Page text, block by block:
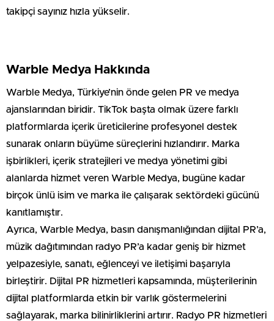
takipçi sayınız hızla yükselir.
Warble Medya Hakkında
Warble Medya, Türkiye’nin önde gelen PR ve medya
ajanslarından biridir. TikTok başta olmak üzere farklı
platformlarda içerik üreticilerine profesyonel destek
sunarak onların büyüme süreçlerini hızlandırır. Marka
işbirlikleri, içerik stratejileri ve medya yönetimi gibi
alanlarda hizmet veren Warble Medya, bugüne kadar
birçok ünlü isim ve marka ile çalışarak sektördeki gücünü
kanıtlamıştır.​
Ayrıca, Warble Medya, basın danışmanlığından dijital PR’a,
müzik dağıtımından radyo PR’a kadar geniş bir hizmet
yelpazesiyle, sanatı, eğlenceyi ve iletişimi başarıyla
birleştirir. Dijital PR hizmetleri kapsamında, müşterilerinin
dijital platformlarda etkin bir varlık göstermelerini
sağlayarak, marka bilinirliklerini artırır. Radyo PR hizmetleri